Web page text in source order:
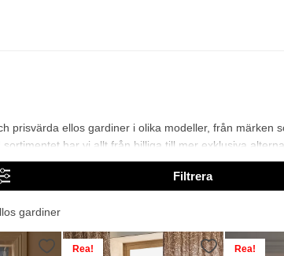
prisvärda ellos gardiner i olika modeller, från märken
har vi allt från billiga till mer exklusiva
Filtrera
gardiner
Rea! Rea!